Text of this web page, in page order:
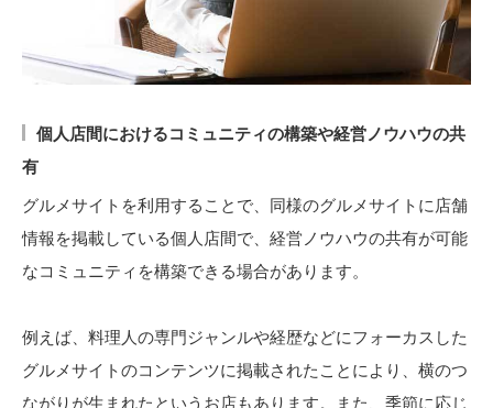
個人店間におけるコミュニティの構築や経営ノウハウの共
有
グルメサイトを利用することで、同様のグルメサイトに店舗
情報を掲載している個人店間で、経営ノウハウの共有が可能
なコミュニティを構築できる場合があります。
例えば、料理人の専門ジャンルや経歴などにフォーカスした
グルメサイトのコンテンツに掲載されたことにより、横のつ
ながりが生まれたというお店もあります。また、季節に応じ